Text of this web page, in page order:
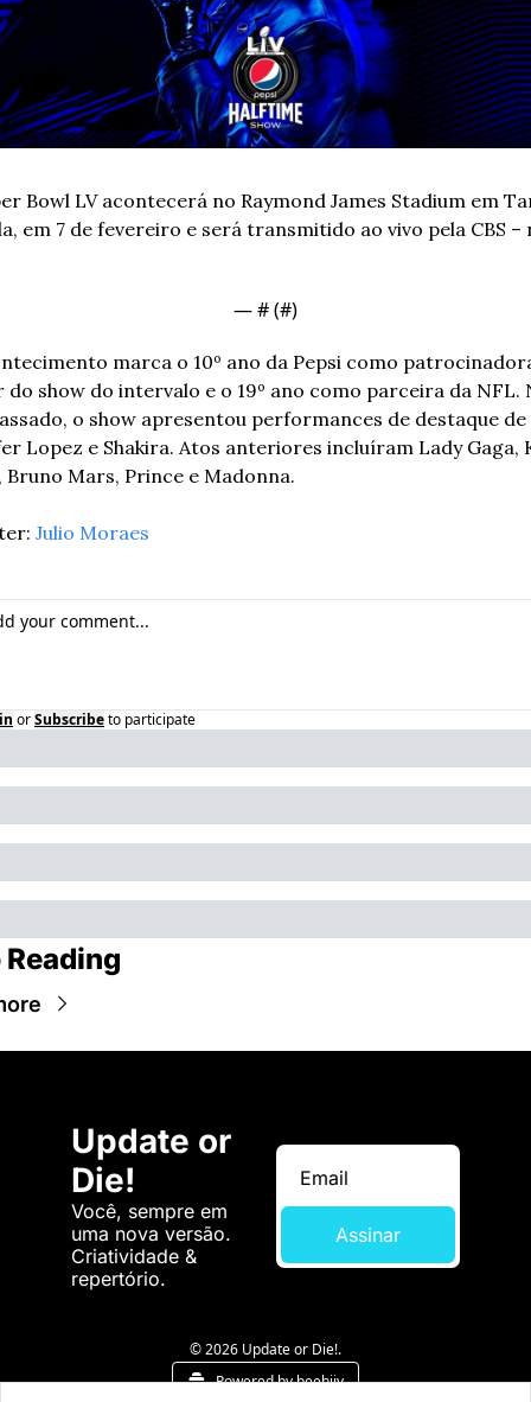
Bowl LV acontecerá no Raymond James Stadium em
em 7 de fevereiro e será transmitido ao vivo pela CBS –
— # (#)
marca o 10º ano da Pepsi como
show do intervalo e o 19º ano como parceira da NFL.
o show apresentou performances de destaque de
Lopez e Shakira. Atos anteriores incluíram Lady Gaga,
Bruno Mars, Prince e Madonna.
Julio Moraes
orSubscribeto participate
Reading
Update or
Die!
Você, sempre em
uma nova versão.
Criatividade &
repertório.
Assinar
© 2026 Update or Die!.
Powered by beehiiv